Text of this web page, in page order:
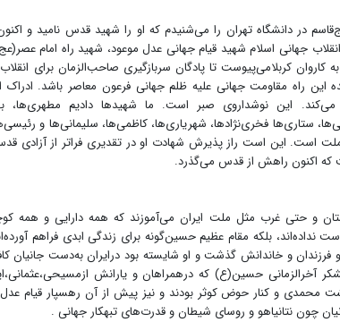
در دانشگاه تهران را می‌شنیدم که او را شهید قدس نامید و
جهانی اسلام شهید قیام جهانی عدل موعود، شهید راه امام
کربلامی‌پیوست تا پادگان سربازگیری صاحب‌الزمان برای
این راه مقاومت جهانی علیه ظلم جهانی فرعون معاصر باشد.
این نوشداروی صبر است. ما شهیدها دادیم مطهری‌ها،
ستاری‌ها فخری‌نژادها، شهریاری‌ها، کاظمی‌ها، سلیمانی‌ها و
است. این است راز پذیرش شهادت او در تقدیری فراتر از آزادی
که اکنون راهش از قدس می‌گذرد.
و حتی غرب مثل ملت ایران می‌آموزند که همه دارایی و
نداده‌اند، بلکه مقام ‌عظیم حسین‌گونه برای زندگی ابدی فراهم‌
و خاندانش گذشت و او شایسته بود درایران به‌دست جانیان
حسین(ع) که درهمراهان و یارانش
محمدی و کنار حوض کوثر بودند و نیز پیش از آن رهسپار قیام
چون نتانیاهو و روسای شیطان و قدرت‌های تبهکار جهانی .